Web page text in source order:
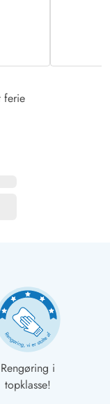
ferie
Rengøring i
topklasse!